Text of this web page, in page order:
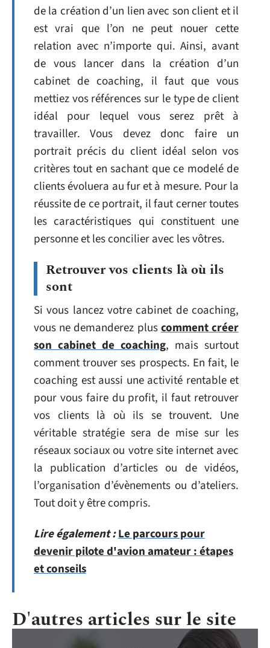
de la création d’un lien avec son client et il
est vrai que l’on ne peut nouer cette
relation avec n’importe qui. Ainsi, avant
de vous lancer dans la création d’un
cabinet de coaching, il faut que vous
mettiez vos références sur le type de client
idéal pour lequel vous serez prêt à
travailler. Vous devez donc faire un
portrait précis du client idéal selon vos
critères tout en sachant que ce modelé de
clients évoluera au fur et à mesure. Pour la
réussite de ce portrait, il faut cerner toutes
les caractéristiques qui constituent une
personne et les concilier avec les vôtres.
Retrouver vos clients là où ils
sont
Si vous lancez votre cabinet de coaching,
vous ne demanderez pluscomment créer
son cabinet de coaching, mais surtout
comment trouver ses prospects. En fait, le
coaching est aussi une activité rentable et
pour vous faire du profit, il faut retrouver
vos clients là où ils se trouvent. Une
véritable stratégie sera de mise sur les
réseaux sociaux ou votre site internet avec
la publication d’articles ou de vidéos,
l’organisation d’évènements ou d’ateliers.
Tout doit y être compris.
Lire également :Le parcours pour
devenir pilote d'avion amateur : étapes
et conseils
D'autres articles sur le site